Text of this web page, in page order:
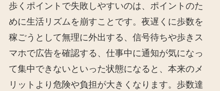
歩くポイントで失敗しやすいのは、ポイントのた
めに生活リズムを崩すことです。夜遅くに歩数を
稼ごうとして無理に外出する、信号待ちや歩きス
マホで広告を確認する、仕事中に通知が気になっ
て集中できないといった状態になると、本来のメ
リットより危険や負担が大きくなります。歩数達